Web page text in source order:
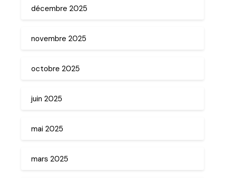
décembre 2025
novembre 2025
octobre 2025
juin 2025
mai 2025
mars 2025